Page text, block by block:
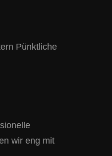
Pünktliche
wir eng mit